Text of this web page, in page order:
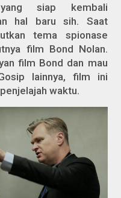
siap kembali
hal baru sih. Saat
tema spionase
film Bond Nolan.
film Bond dan mau
lainnya, film ini
waktu.